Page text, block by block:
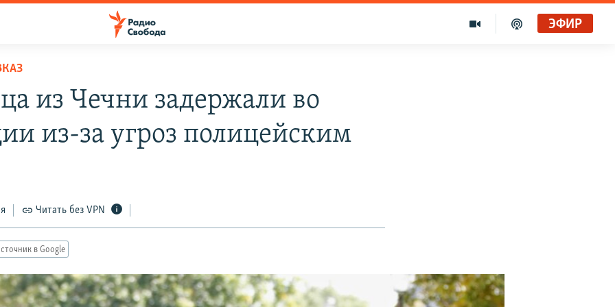
ЭФИР
из Чечни задержали во
из-за угроз полицейским
Читать без VPN
в Google